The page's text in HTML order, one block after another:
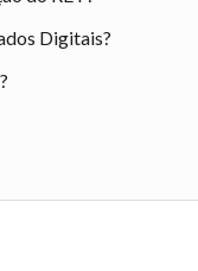
Digitais?